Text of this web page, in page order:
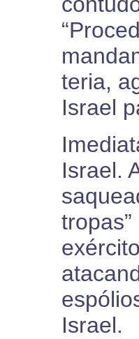
teria,
Israel
Israel.
Israel.